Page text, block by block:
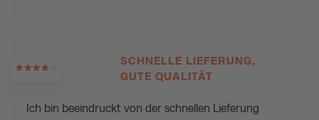
SCHNELLE LIEFERUNG,
GUTE QUALITÄT
Ich bin beeindruckt von der schnellen Lieferung